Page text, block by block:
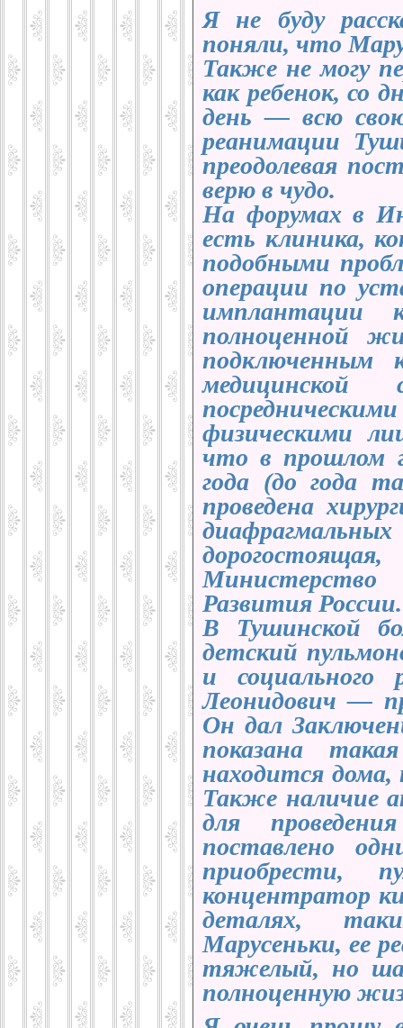
Я не буду
поняли, что
Также не могу
как ребенок, со
день — всю
реанимации
преодолевая
верю в чудо.
На форумах в
есть клиника,
подобными
операции по
имплантации
полноценной
подключенным
медицинской
физическими
что в прошлом
года (до года
проведена
Министерство
Развития России.
В Тушинской
детский
и
Леонидович —
Он дал
показана
находится
Также наличие
для
поставлено
приобрести,
концентратор
деталях,
Марусеньки, ее
тяжелый, но
полноценную